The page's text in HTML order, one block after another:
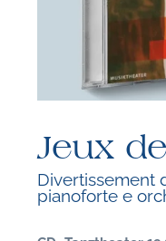
Jeux
Divertissement
pianoforte e